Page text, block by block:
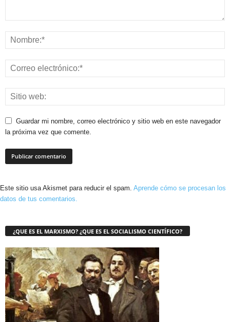
Guardar mi nombre, correo electrónico y sitio web en este navegador
la próxima vez que comente.
Este sitio usa Akismet para reducir el spam. Aprende cómo se procesan los
datos de tus comentarios.
¿QUE ES EL MARXISMO? ¿QUE ES EL SOCIALISMO CIENTÍFICO?